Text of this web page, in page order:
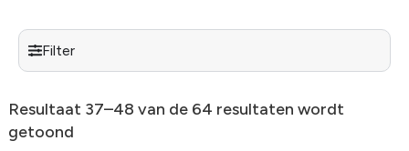
Filter
Resultaat 37–48 van de 64 resultaten wordt
getoond